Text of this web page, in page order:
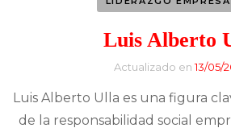
Luis Alberto
Actualizado en13/05/
Luis Alberto Ulla es una figura
de la responsabilidad social